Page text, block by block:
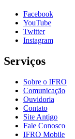
Facebook
YouTube
Twitter
Instagram
Serviços
Sobre o IFRO
Comunicação
Ouvidoria
Contato
Site Antigo
Fale Conosco
IFRO Mobile